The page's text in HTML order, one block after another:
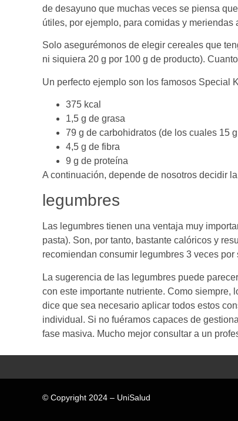
de desayuno que muchas veces se piensa
útiles, por ejemplo, para comidas y
Solo asegurémonos de elegir cereales que
ni siquiera 20 g por 100 g de producto).
Un perfecto ejemplo son los famosos Special
375 kcal
1,5 g de grasa
79 g de carbohidratos (de los cuales 15
4,5 g de fibra
9 g de proteína
A continuación, depende de nosotros decidir
legumbres
Las legumbres tienen una ventaja muy
pasta). Son, por tanto, bastante calóricos y
recomiendan consumir legumbres 3 veces
La sugerencia de las legumbres puede
con este importante nutriente. Como
dice que sea necesario aplicar todos estos
individual. Si no fuéramos capaces de
fase masiva. Mucho mejor consultar a un
© Copyright 2024 – UniSalud